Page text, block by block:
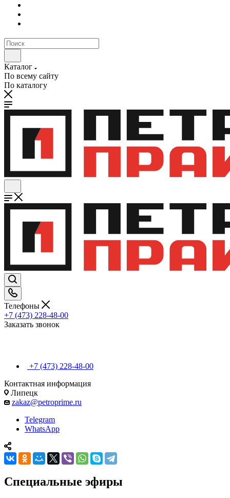
Каталог
По всему сайту
По каталогу
Телефоны
+7 (473) 228-48-00
Заказать звонок
+7 (473) 228-48-00
Контактная информация
Липецк
zakaz@petroprime.ru
Telegram
WhatsApp
Специальные эфиры